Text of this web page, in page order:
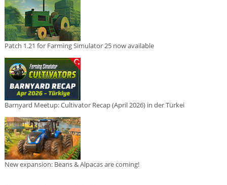
Patch 1.21 for Farming Simulator 25 now available
Barnyard Meetup: Cultivator Recap (April 2026) in der Türkei
New expansion: Beans & Alpacas are coming!